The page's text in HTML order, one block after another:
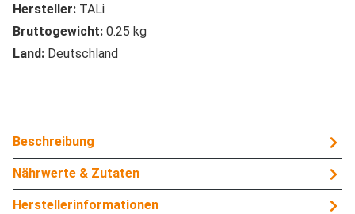
Hersteller: TALi
Bruttogewicht: 0.25 kg
Land: Deutschland
Beschreibung
Nährwerte & Zutaten
Herstellerinformationen